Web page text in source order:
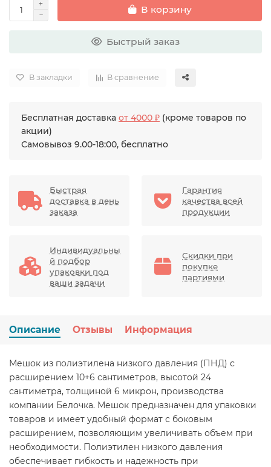
В корзину
Быстрый заказ
В закладки В сравнение
Бесплатная доставка от 4000 ₽ (кроме товаров по
акции)
Самовывоз 9.00-18:00, бесплатно
Быстрая
доставка в день
заказа
Гарантия
качества всей
продукции
Индивидуальны
й подбор
упаковки под
ваши задачи
Скидки при
покупке
партиями
Описание Отзывы Информация
Мешок из полиэтилена низкого давления (ПНД) с
расширением 10+6 сантиметров, высотой 24
сантиметра, толщиной 6 микрон, производства
компании Белочка. Мешок предназначен для упаковки
товаров и имеет удобный формат с боковым
расширением, позволяющим увеличивать объем при
необходимости. Полиэтилен низкого давления
обеспечивает гибкость и надежность при